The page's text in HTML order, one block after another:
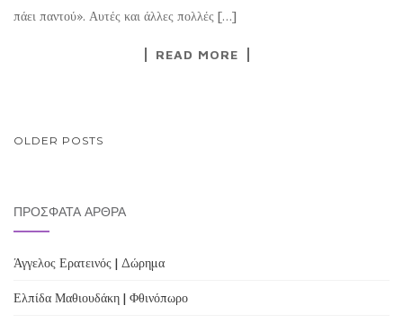
πάει παντού». Αυτές και άλλες πολλές […]
READ MORE
POSTS
OLDER POSTS
ΠΡΌΣΦΑΤΑ ΆΡΘΡΑ
Άγγελος Ερατεινός | Δώρημα
Ελπίδα Μαθιουδάκη | Φθινόπωρο